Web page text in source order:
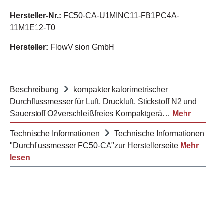
Hersteller-Nr.: FC50-CA-U1MINC11-FB1PC4A-
11M1E12-T0
Hersteller: FlowVision GmbH
Beschreibung
kompakter kalorimetrischer
Durchflussmesser für Luft, Druckluft, Stickstoff N2 und
Sauerstoff O2verschleißfreies Kompaktgerä… Mehr
Technische Informationen
Technische Informationen
"Durchflussmesser FC50-CA"zur Herstellerseite Mehr
lesen